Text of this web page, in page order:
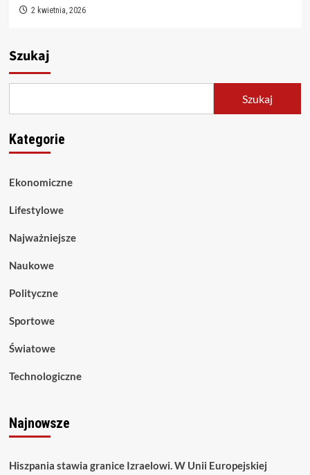
2 kwietnia, 2026
Szukaj
Szukaj
Kategorie
Ekonomiczne
Lifestylowe
Najważniejsze
Naukowe
Polityczne
Sportowe
Światowe
Technologiczne
Najnowsze
Hiszpania stawia granice Izraelowi. W Unii Europejskiej